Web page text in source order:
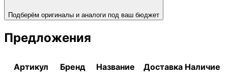
Подберём оригиналы и аналоги под ваш бюджет
Предложения
Артикул Бренд Название Доставка Наличие